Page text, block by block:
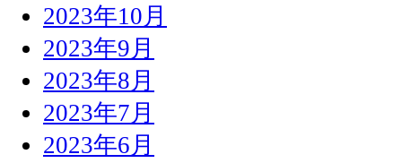
2023年10月
2023年9月
2023年8月
2023年7月
2023年6月